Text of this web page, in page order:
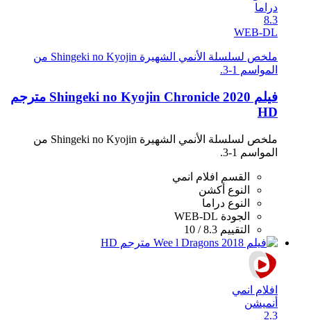
دراما
8.3
WEB-DL
ملخص لسلسلة الأنمي الشهيرة Shingeki no Kyojin من
المواسم 1-3.
فيلم Shingeki no Kyojin Chronicle 2020 مترجم
HD
ملخص لسلسلة الأنمي الشهيرة Shingeki no Kyojin من
المواسم 1-3.
القسم
افلام انمي
النوع أكشن
النوع دراما
الجودة WEB-DL
التقييم 8.3 / 10
افلام انمي
أنميشن
2.3